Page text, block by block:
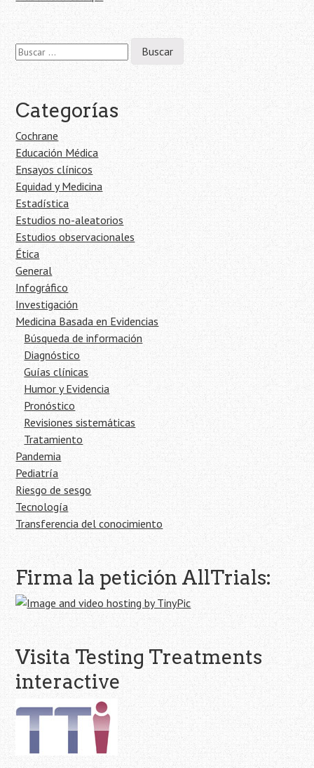
Buscar:
Categorías
Cochrane
Educación Médica
Ensayos clínicos
Equidad y Medicina
Estadística
Estudios no-aleatorios
Estudios observacionales
Ética
General
Infográfico
Investigación
Medicina Basada en Evidencias
Búsqueda de información
Diagnóstico
Guías clínicas
Humor y Evidencia
Pronóstico
Revisiones sistemáticas
Tratamiento
Pandemia
Pediatría
Riesgo de sesgo
Tecnología
Transferencia del conocimiento
Firma la petición AllTrials:
Visita Testing Treatments
interactive